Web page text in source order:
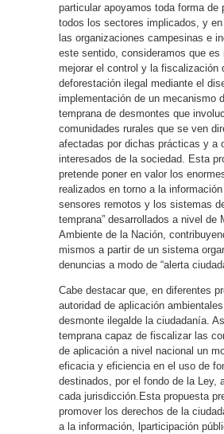
particular apoyamos toda forma de
todos los sectores implicados, y
las organizaciones campesinas e
este sentido, consideramos que es
mejorar el control y la fiscalización
deforestación ilegal mediante el
implementación de un mecanismo
temprana de desmontes que
comunidades rurales que se ven
afectadas por dichas prácticas y a
interesados de la sociedad. Esta
pretende poner en valor los
realizados en torno a la
sensores remotos y los sistemas
temprana” desarrollados a nivel de
Ambiente de la Nación,
mismos a partir de un sistema
denuncias a modo de “alerta
Cabe destacar que, en diferentes
autoridad de aplicación
desmonte ilegalde la ciudadanía.
temprana capaz de fiscalizar las
de aplicación a nivel nacional un
eficacia y eficiencia en el uso de
destinados, por el fondo de la Ley,
cada jurisdicción.Esta propuesta
promover los derechos de la
a la información, lparticipación